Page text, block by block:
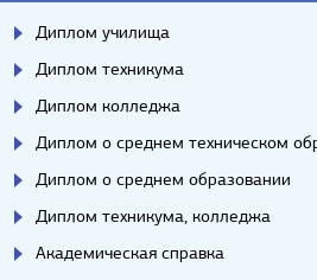
Диплом училища
Диплом техникума
Диплом колледжа
Диплом о среднем техническом
Диплом о среднем образовании
Диплом техникума, колледжа
Академическая справка